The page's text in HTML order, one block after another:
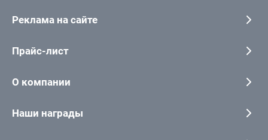
Реклама на сайте
Прайс-лист
О компании
Наши награды